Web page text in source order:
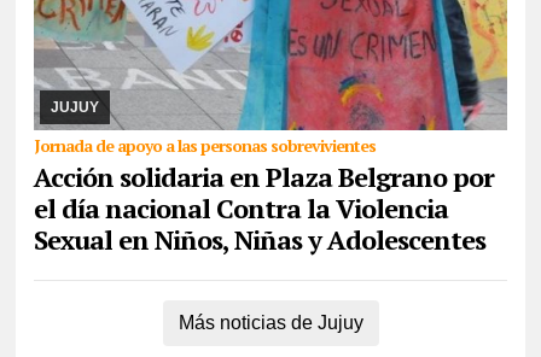
JUJUY
Jornada de apoyo a las personas sobrevivientes
Acción solidaria en Plaza Belgrano por
el día nacional Contra la Violencia
Sexual en Niños, Niñas y Adolescentes
07/08/2026
La actividad se desarrollará este domingo desde las
17. Piden la donación de juguetes, libros que serán entregados a
un comedor comunitario. También ...
Más noticias de Jujuy